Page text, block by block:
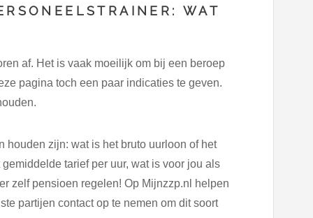
WAT
af. Het is vaak moeilijk om bij een beroep
pagina toch een paar indicaties te geven.
houden zijn: wat is het bruto uurloon of het
tarief per uur, wat is voor jou als
zelf pensioen regelen! Op Mijnzzp.nl helpen
partijen contact op te nemen om dit soort